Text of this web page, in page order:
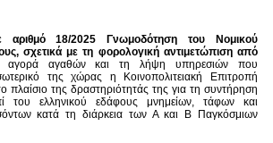
αριθμό 18/2025 Γνωμοδότηση του Νομικού
σχετικά με τη φορολογική αντιμετώπιση από
αγαθών και τη λήψη υπηρεσιών που
της χώρας η Κοινοπολιτειακή Επιτροπή
πλαίσιο της δραστηριότητάς της για τη συντήρηση
του ελληνικού εδάφους μνημείων, τάφων και
κατά τη διάρκεια των Α και Β Παγκόσμιων